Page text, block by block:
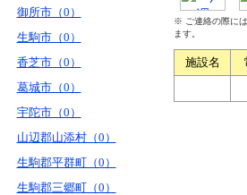
御所市（0）
生駒市（0）
香芝市（0）
葛城市（0）
宇陀市（0）
山辺郡山添村（0）
生駒郡平群町（0）
生駒郡三郷町（0）
※ ご連絡の際に
ます。
施設名